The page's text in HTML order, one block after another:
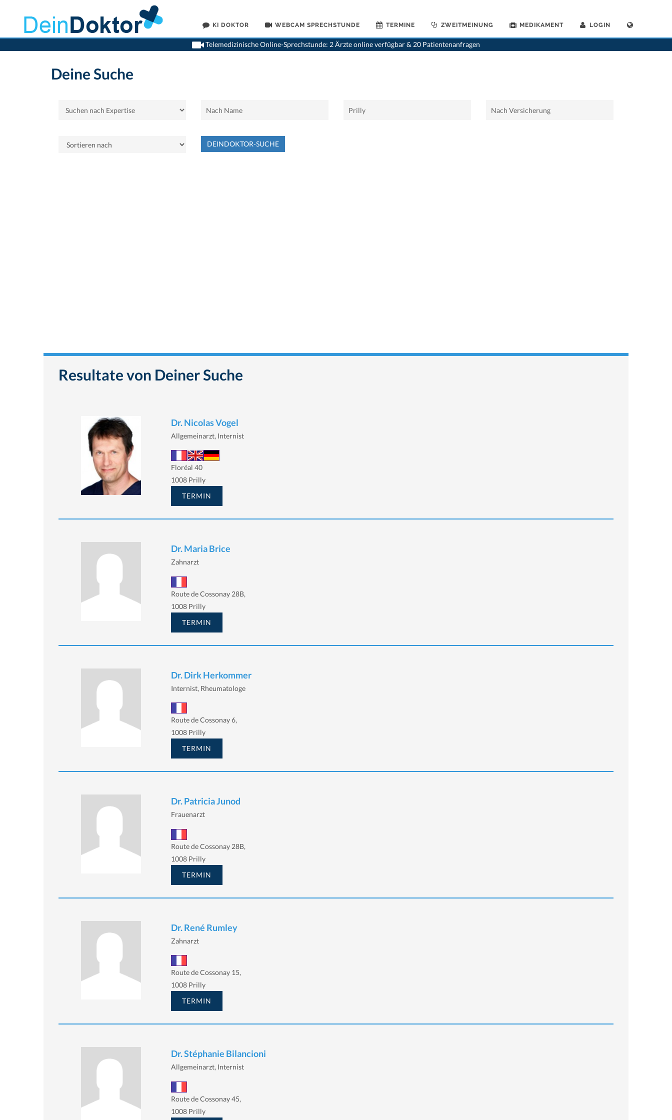
KI DOKTOR WEBCAM SPRECHSTUNDE TERMINE ZWEITMEINUNG MEDIKAMENT LOGIN
Telemedizinische Online-Sprechstunde: 2 Ärzte online verfügbar & 20 Patientenanfragen
>Home>Prilly
Deine Suche
DEINDOKTOR-SUCHE
Resultate von Deiner Suche
Dr. Nicolas Vogel
Allgemeinarzt, Internist
Floréal 40
1008 Prilly
TERMIN
Dr. Maria Brice
Zahnarzt
Route de Cossonay 28B,
1008 Prilly
TERMIN
Dr. Dirk Herkommer
Internist, Rheumatologe
Route de Cossonay 6,
1008 Prilly
TERMIN
Dr. Patricia Junod
Frauenarzt
Route de Cossonay 28B,
1008 Prilly
TERMIN
Dr. René Rumley
Zahnarzt
Route de Cossonay 15,
1008 Prilly
TERMIN
Dr. Stéphanie Bilancioni
Allgemeinarzt, Internist
Route de Cossonay 45,
1008 Prilly